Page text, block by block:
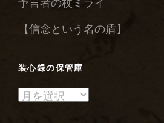
予言者の杖ミライ
【信念という名の盾】
装心録の保管庫
装